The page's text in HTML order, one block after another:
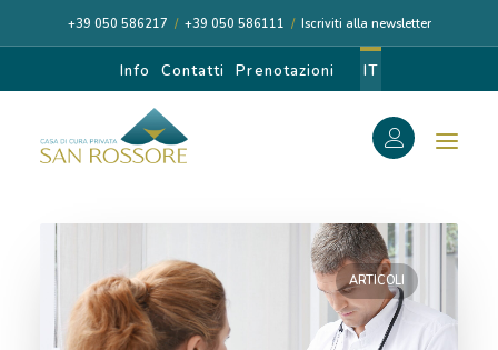
+39 050 586217 / +39 050 586111 / Iscriviti alla newsletter
Info Contatti Prenotazioni IT
for:
ARTICOLI